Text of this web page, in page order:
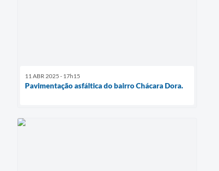
11 ABR 2025 - 17h15
Pavimentação asfáltica do bairro Chácara Dora.